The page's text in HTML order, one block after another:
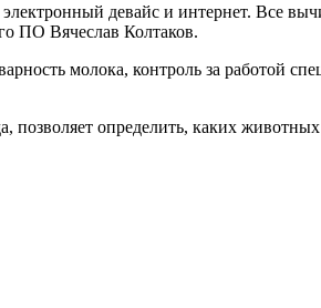
девайс и интернет. Все
ПО Вячеслав Колтаков.
молока, контроль за работой
позволяет определить, каких